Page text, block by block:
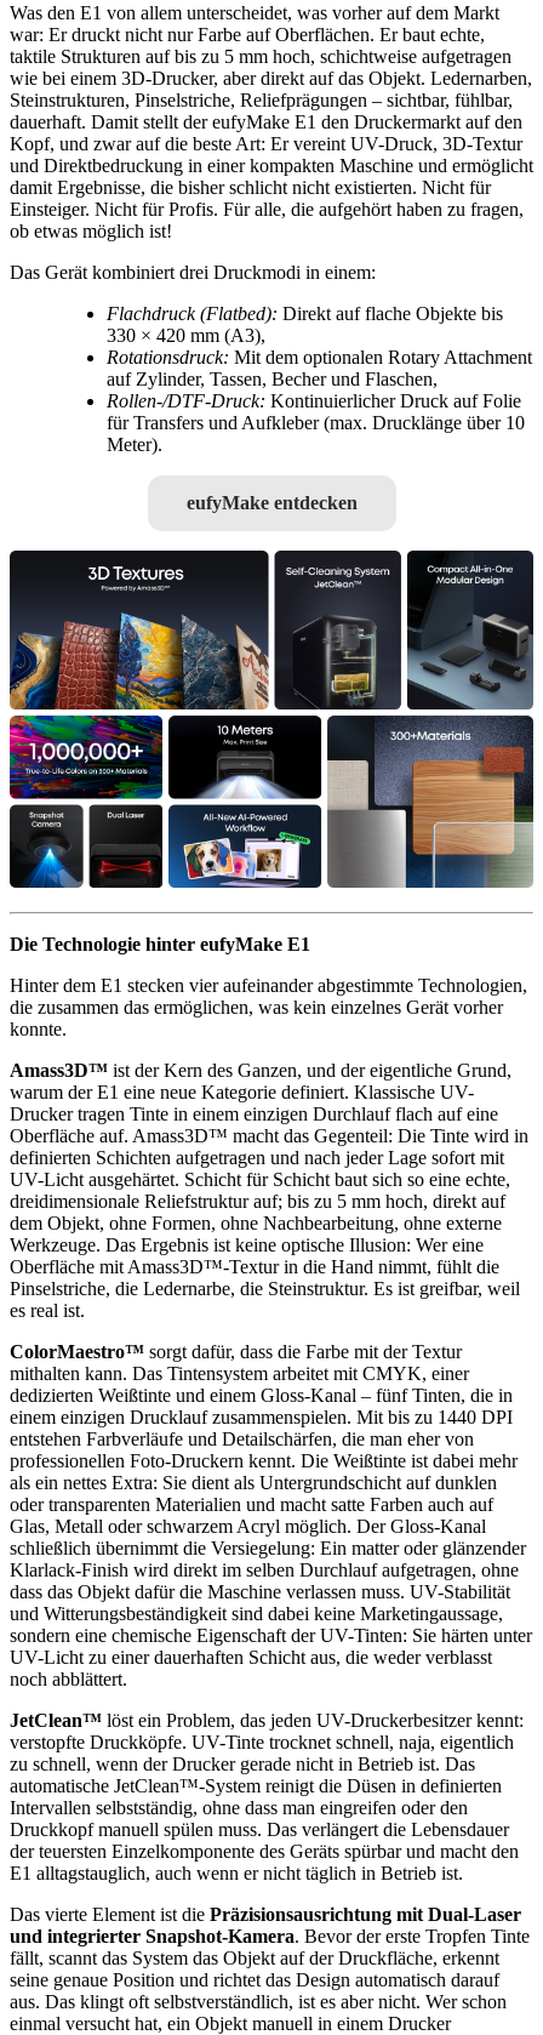
Was den E1 von allem unterscheidet, was vorher auf dem Markt
war: Er druckt nicht nur Farbe auf Oberflächen. Er baut echte,
taktile Strukturen auf bis zu 5 mm hoch, schichtweise aufgetragen
wie bei einem 3D-Drucker, aber direkt auf das Objekt. Ledernarben,
Steinstrukturen, Pinselstriche, Reliefprägungen – sichtbar, fühlbar,
dauerhaft. Damit stellt der eufyMake E1 den Druckermarkt auf den
Kopf, und zwar auf die beste Art: Er vereint UV-Druck, 3D-Textur
und Direktbedruckung in einer kompakten Maschine und ermöglicht
damit Ergebnisse, die bisher schlicht nicht existierten. Nicht für
Einsteiger. Nicht für Profis. Für alle, die aufgehört haben zu fragen,
ob etwas möglich ist!
Das Gerät kombiniert drei Druckmodi in einem:
Flachdruck (Flatbed): Direkt auf flache Objekte bis
330 × 420 mm (A3),
Rotationsdruck: Mit dem optionalen Rotary Attachment
auf Zylinder, Tassen, Becher und Flaschen,
Rollen-/DTF-Druck: Kontinuierlicher Druck auf Folie
für Transfers und Aufkleber (max. Drucklänge über 10
Meter).
eufyMake entdecken
Die Technologie hinter eufyMake E1
Hinter dem E1 stecken vier aufeinander abgestimmte Technologien,
die zusammen das ermöglichen, was kein einzelnes Gerät vorher
konnte.
Amass3D™ ist der Kern des Ganzen, und der eigentliche Grund,
warum der E1 eine neue Kategorie definiert. Klassische UV-
Drucker tragen Tinte in einem einzigen Durchlauf flach auf eine
Oberfläche auf. Amass3D™ macht das Gegenteil: Die Tinte wird in
definierten Schichten aufgetragen und nach jeder Lage sofort mit
UV-Licht ausgehärtet. Schicht für Schicht baut sich so eine echte,
dreidimensionale Reliefstruktur auf; bis zu 5 mm hoch, direkt auf
dem Objekt, ohne Formen, ohne Nachbearbeitung, ohne externe
Werkzeuge. Das Ergebnis ist keine optische Illusion: Wer eine
Oberfläche mit Amass3D™-Textur in die Hand nimmt, fühlt die
Pinselstriche, die Ledernarbe, die Steinstruktur. Es ist greifbar, weil
es real ist.
ColorMaestro™ sorgt dafür, dass die Farbe mit der Textur
mithalten kann. Das Tintensystem arbeitet mit CMYK, einer
dedizierten Weißtinte und einem Gloss-Kanal – fünf Tinten, die in
einem einzigen Drucklauf zusammenspielen. Mit bis zu 1440 DPI
entstehen Farbverläufe und Detailschärfen, die man eher von
professionellen Foto-Druckern kennt. Die Weißtinte ist dabei mehr
als ein nettes Extra: Sie dient als Untergrundschicht auf dunklen
oder transparenten Materialien und macht satte Farben auch auf
Glas, Metall oder schwarzem Acryl möglich. Der Gloss-Kanal
schließlich übernimmt die Versiegelung: Ein matter oder glänzender
Klarlack-Finish wird direkt im selben Durchlauf aufgetragen, ohne
dass das Objekt dafür die Maschine verlassen muss. UV-Stabilität
und Witterungsbeständigkeit sind dabei keine Marketingaussage,
sondern eine chemische Eigenschaft der UV-Tinten: Sie härten unter
UV-Licht zu einer dauerhaften Schicht aus, die weder verblasst
noch abblättert.
JetClean™ löst ein Problem, das jeden UV-Druckerbesitzer kennt:
verstopfte Druckköpfe. UV-Tinte trocknet schnell, naja, eigentlich
zu schnell, wenn der Drucker gerade nicht in Betrieb ist. Das
automatische JetClean™-System reinigt die Düsen in definierten
Intervallen selbstständig, ohne dass man eingreifen oder den
Druckkopf manuell spülen muss. Das verlängert die Lebensdauer
der teuersten Einzelkomponente des Geräts spürbar und macht den
E1 alltagstauglich, auch wenn er nicht täglich in Betrieb ist.
Das vierte Element ist die Präzisionsausrichtung mit Dual-Laser
und integrierter Snapshot-Kamera. Bevor der erste Tropfen Tinte
fällt, scannt das System das Objekt auf der Druckfläche, erkennt
seine genaue Position und richtet das Design automatisch darauf
aus. Das klingt oft selbstverständlich, ist es aber nicht. Wer schon
einmal versucht hat, ein Objekt manuell in einem Drucker